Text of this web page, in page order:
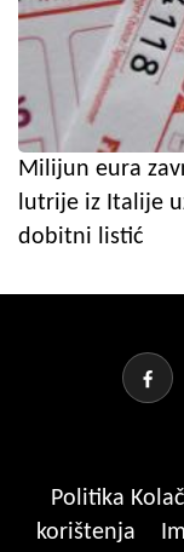
Milijun eura
lutrije iz Italije
dobitni listić
Politika
korištenja